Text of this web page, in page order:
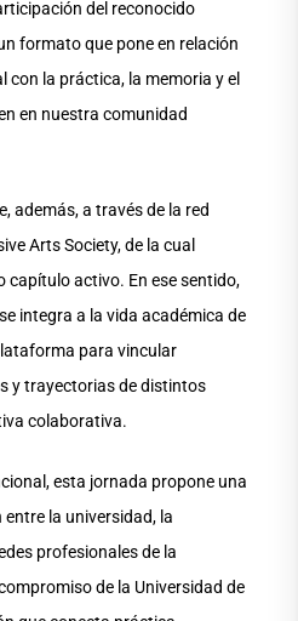
del reconocido
formato que pone en relación
con la práctica, la memoria y el
en nuestra comunidad
además, a través de la red
Arts Society, de la cual
capítulo activo. En ese sentido,
integra a la vida académica de
para vincular
y trayectorias de distintos
colaborativa.
esta jornada propone una
la universidad, la
profesionales de la
de la Universidad de